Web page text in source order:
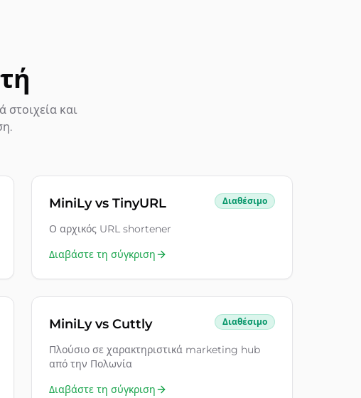
στοιχεία και
MiniLy vs TinyURL Διαθέσιμο
Ο αρχικός URL shortener
Διαβάστε τη σύγκριση
MiniLy vs Cuttly Διαθέσιμο
Πλούσιο σε χαρακτηριστικά marketing hub
από την Πολωνία
Διαβάστε τη σύγκριση